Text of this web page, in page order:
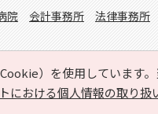
）を使用しています
における個人情報の取り扱
院 会計事務所 法律事務所